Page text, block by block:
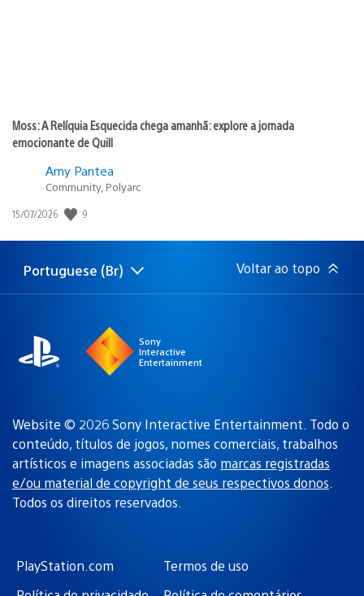
Moss: A Relíquia Esquecida chega amanhã: explore a jornada
emocionante de Quill
Amy Pantea
Community, Polyarc
Data
publicação:
15/07/2026 9
Selecione
uma
Região
atual:
Portuguese (Br) Voltar ao topo
Sony
Interactive
Entertainment
Website © 2026 Sony Interactive Entertainment. Todo o
conteúdo, títulos de jogos, nomes comerciais, trabalhos
artísticos e imagens associadas são marcas registradas
e/ou material de copyright de seus respectivos donos.
Todos os direitos reservados.
PlayStation.com
Termos de uso